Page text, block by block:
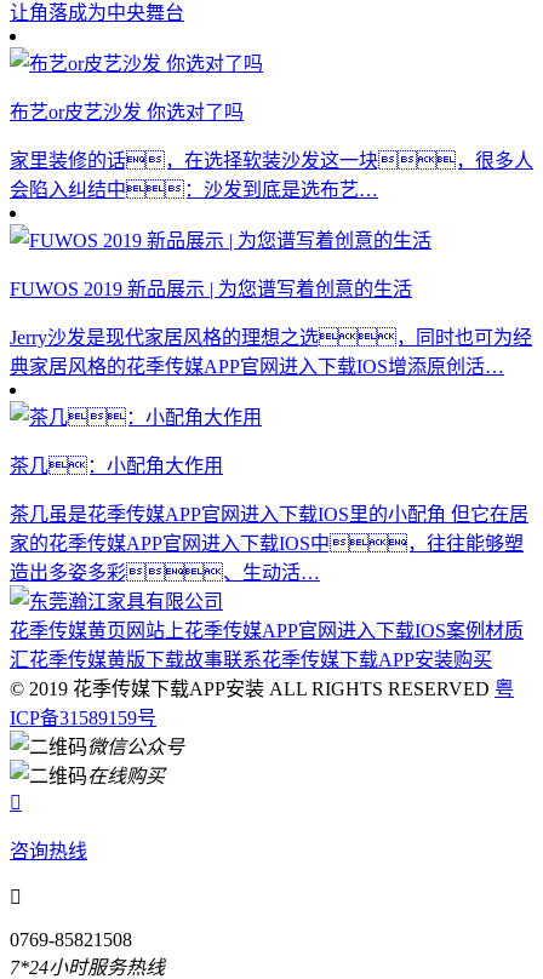
让角落成为中央舞台
布艺or皮艺沙发 你选对了吗
家里装修的话，在选择软装沙发这一块，很多人
会陷入纠结中：沙发到底是选布艺…
FUWOS 2019 新品展示 | 为您谱写着创意的生活
Jerry沙发是现代家居风格的理想之选，同时也可为经
典家居风格的花季传媒APP官网进入下载IOS增添原创活…
茶几：小配角大作用
茶几虽是花季传媒APP官网进入下载IOS里的小配角 但它在居
家的花季传媒APP官网进入下载IOS中，往往能够塑
造出多姿多彩、生动活…
花季传媒黄页网站上花季传媒APP官网进入下载IOS案例 材质
汇花季传媒黄版下载故事联系花季传媒下载APP安装购买
© 2019 花季传媒下载APP安装 ALL RIGHTS RESERVED 粤
ICP备31589159号
微信公众号
在线购买

咨询热线

0769-85821508
7*24小时服务热线